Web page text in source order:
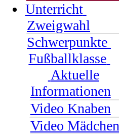
Unterricht
Zweigwahl
Schwerpunkte
Fußballklasse
Aktuelle
Informationen
Video Knaben
Video Mädchen